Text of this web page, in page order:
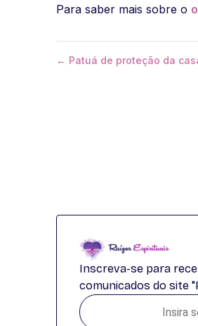
Para saber mais sobre o
← Patuá de proteção da
Inscreva-se para
comunicados do site